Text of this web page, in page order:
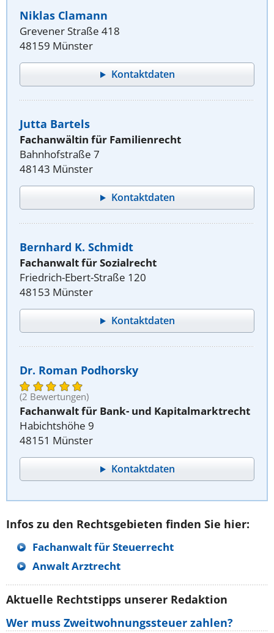
Niklas Clamann
Grevener Straße 418
48159 Münster
Kontaktdaten
Jutta Bartels
Fachanwältin für Familienrecht
Bahnhofstraße 7
48143 Münster
Kontaktdaten
Bernhard K. Schmidt
Fachanwalt für Sozialrecht
Friedrich-Ebert-Straße 120
48153 Münster
Kontaktdaten
Dr. Roman Podhorsky
(2 Bewertungen)
Fachanwalt für Bank- und Kapitalmarktrecht
Habichtshöhe 9
48151 Münster
Kontaktdaten
Infos zu den Rechtsgebieten finden Sie hier:
Fachanwalt für Steuerrecht
Anwalt Arztrecht
Aktuelle Rechtstipps unserer Redaktion
Wer muss Zweitwohnungssteuer zahlen?